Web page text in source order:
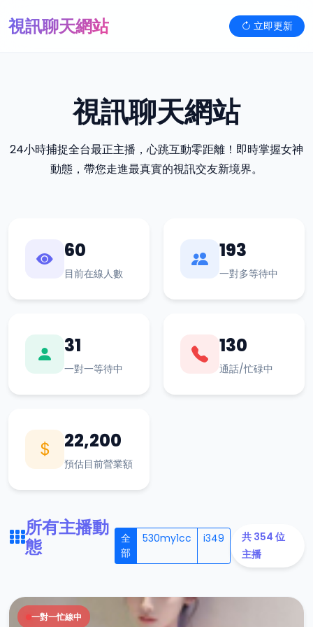
視訊聊天網站 立即更新
視訊聊天網站
24小時捕捉全台最正主播，心跳互動零距離！即時掌握女神
動態，帶您走進最真實的視訊交友新境界。
60
目前在線人數
193
一對多等待中
31
一對一等待中
130
通話/忙碌中
22,200
預估目前營業額
所有主播動
態
全
部
530my1cc i349
共 354 位
主播
一對一忙線中